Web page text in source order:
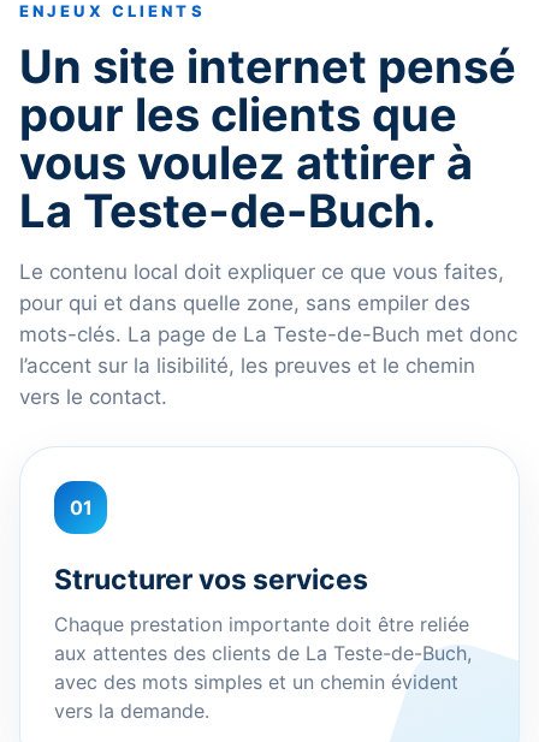
ENJEUX CLIENTS
Un site internet pensé
pour les clients que
vous voulez attirer à
La Teste-de-Buch.
Le contenu local doit expliquer ce que vous faites,
pour qui et dans quelle zone, sans empiler des
mots-clés. La page de La Teste-de-Buch met donc
l’accent sur la lisibilité, les preuves et le chemin
vers le contact.
01
Structurer vos services
Chaque prestation importante doit être reliée
aux attentes des clients de La Teste-de-Buch,
avec des mots simples et un chemin évident
vers la demande.